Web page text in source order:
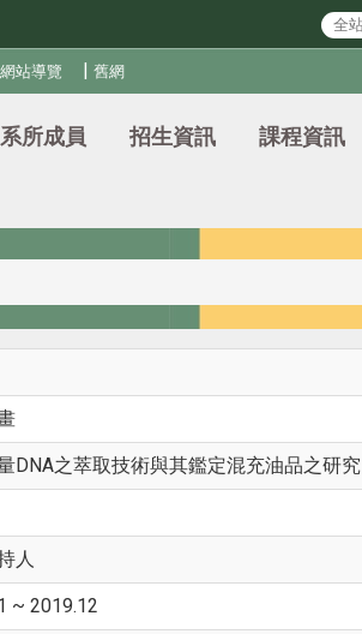
網站導覽 |舊網
系所成員 招生資訊 課程資訊
DNA之萃取技術與其鑑定混充油品之研究
人
~ 2019.12